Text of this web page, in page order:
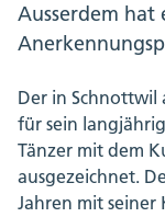
Ausserdem hat
Der in Schnottwil
für sein
Tänzer mit dem
ausgezeichnet.
Jahren mit seiner